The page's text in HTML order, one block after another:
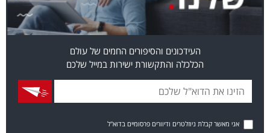
העידכונים והסיפורים החמים של עולם
הכלכלה והתקשורת ישירות במייל שלכם
אני מאשר קבלת ניוזלטרים ודיוורים פרסומיים בדוא"ל